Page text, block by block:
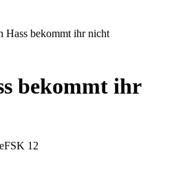
bekommt ihr
FSK 12